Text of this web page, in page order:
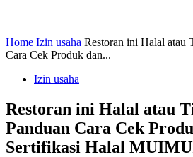
Home Izin usaha Restoran ini Halal atau
Cara Cek Produk dan...
Izin usaha
Restoran ini Halal atau
Panduan Cara Cek
Sertifikasi Halal